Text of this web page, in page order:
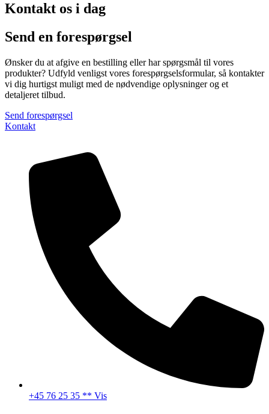
Kontakt os i dag
Send en forespørgsel
Ønsker du at afgive en bestilling eller har spørgsmål til vores
produkter? Udfyld venligst vores forespørgselsformular, så kontakter
vi dig hurtigst muligt med de nødvendige oplysninger og et
detaljeret tilbud.
Send forespørgsel
Kontakt
+45 76 25 35 ** Vis